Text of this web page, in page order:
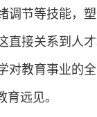
调节等技能，
直接关系到人
对教育事业的全
远见。